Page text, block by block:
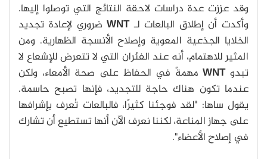
وقد عززت عدة دراسات لاحقة النتائج التي توصلوا إليها.
وأكدت أن إطلاق البالعات لـWNTضروري لإعادة تجديد
الخلايا الجذعية المعوية وإصلاح الأنسجة الظهارية. ومن
المثير للاهتمام، أنه عند الفئران التي لا تتعرض للإشعاع لا
تبدوWNTمهمةً في الحفاظ على صحة الأمعاء، ولكن
عندما تكون هناك حاجة للتجديد، فإنها تصبح حاسمة.
يقول ساها: "لقد فوجئنا كثيرًا، فالبالعات تُعرف بإشرافها
على جهاز المناعة، لكننا نعرف الآن أنها تستطيع أن تشارك
في إصلاح الأعضاء".